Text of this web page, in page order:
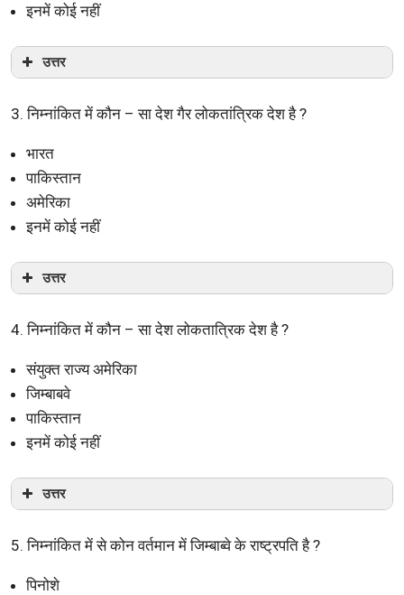
इनमें कोई नहीं
उत्तर
3. निम्नांकित में कौन – सा देश गैर लोकतांत्रिक देश है ?
भारत
पाकिस्तान
अमेरिका
इनमें कोई नहीं
उत्तर
4. निम्नांकित में कौन – सा देश लोकतात्रिक देश है ?
संयुक्त राज्य अमेरिका
जिम्बाबवे
पाकिस्तान
इनमें कोई नहीं
उत्तर
5. निम्नांकित में से कोन वर्तमान में जिम्बाब्वे के राष्ट्रपति है ?
पिनोशे